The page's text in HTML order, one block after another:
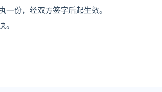
份，经双方签字后起生效。